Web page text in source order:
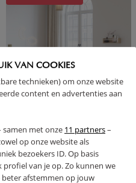
VAN COOKIES
technieken) om onze website
content en advertenties aan
samen met onze 11 partners–
op onze website als
bezoekers ID. Op basis
van je op. Zo kunnen we
afstemmen op jouw
SET | COT & BABY CHANGING
TABLE
1099,95
1149,90